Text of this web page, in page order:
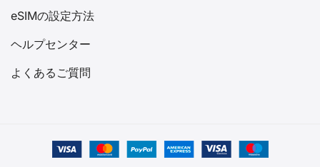
eSIMの設定方法
ヘルプセンター
よくあるご質問